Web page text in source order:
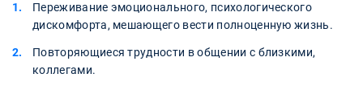
Переживание эмоционального, психологического
дискомфорта, мешающего вести полноценную жизнь.
Повторяющиеся трудности в общении с близкими,
коллегами.